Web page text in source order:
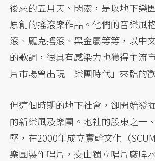
後來的五月天、閃靈，是以地下樂
原創的搖滾樂作品。他們的音樂風
滾、龐克搖滾、黑金屬等等，以中
的歌詞，很具有感染力也獲得主流
片市場曾出現「樂團時代」來臨的
但這個時期的地下社會，卻開始發
的新樂風及樂團。地社的股東之一
堅，在2000年成立實幹文化（
樂團製作唱片，交由獨立唱片廠牌